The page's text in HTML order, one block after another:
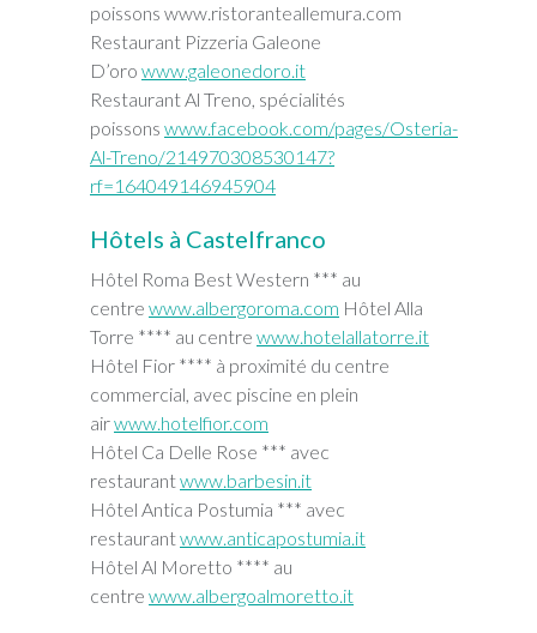
poissons www.ristoranteallemura.com
Restaurant Pizzeria Galeone
D’oro www.galeonedoro.it
Restaurant Al Treno, spécialités
poissons www.facebook.com/pages/Osteria-
Al-Treno/214970308530147?
rf=164049146945904
Hôtels à Castelfranco
Hôtel Roma Best Western *** au
centre www.albergoroma.com Hôtel Alla
Torre **** au centre www.hotelallatorre.it
Hôtel Fior **** à proximité du centre
commercial, avec piscine en plein
airwww.hotelfior.com
Hôtel Ca Delle Rose *** avec
restaurantwww.barbesin.it
Hôtel Antica Postumia *** avec
restaurantwww.anticapostumia.it
Hôtel Al Moretto **** au
centre www.albergoalmoretto.it